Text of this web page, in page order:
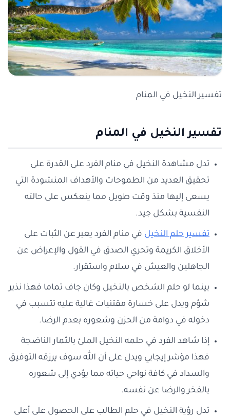
تفسير النخيل في المنام
تفسير النخيل في المنام
تدل مشاهدة النخيل في منام الفرد على القدرة على
تحقيق العديد من الطموحات والأهداف المنشودة التي
يسعى إليها منذ وقت طويل مما ينعكس على حالته
النفسية بشكل جيد.
تفسير حلم النخيل في منام الفرد يعبر عن الثبات على
الأخلاق الكريمة وتحري الصدق في القول والإعراض عن
الجاهلين والعيش في سلام واستقرار.
بينما لو حلم الشخص بالنخيل وكان جاف تماما فهذا نذير
شؤم ويدل على خسارة مقتنيات غالية عليه تتسبب في
دخوله في دوامة من الحزن وشعوره بعدم الرضا.
إذا شاهد الفرد في حلمه النخيل الملئ بالثمار الناضجة
فهذا مؤشر إيجابي ويدل على أن الله سوف يرزقه التوفيق
والسداد في كافة نواحي حياته مما يؤدي إلى شعوره
بالفخر والرضا عن نفسه.
تدل رؤية النخيل في حلم الطالب على الحصول على أعلى